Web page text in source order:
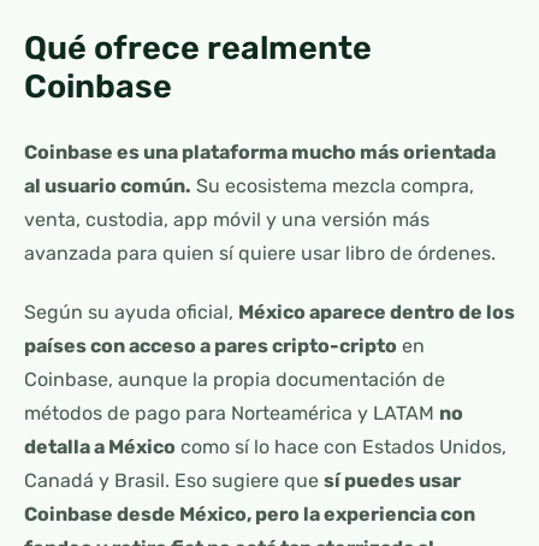
Qué ofrece realmente
Coinbase
Coinbase es una plataforma mucho más orientada
al usuario común. Su ecosistema mezcla compra,
venta, custodia, app móvil y una versión más
avanzada para quien sí quiere usar libro de órdenes.
Según su ayuda oficial, México aparece dentro de los
países con acceso a pares cripto-cripto en
Coinbase, aunque la propia documentación de
métodos de pago para Norteamérica y LATAM no
detalla a México como sí lo hace con Estados Unidos,
Canadá y Brasil. Eso sugiere que sí puedes usar
Coinbase desde México, pero la experiencia con